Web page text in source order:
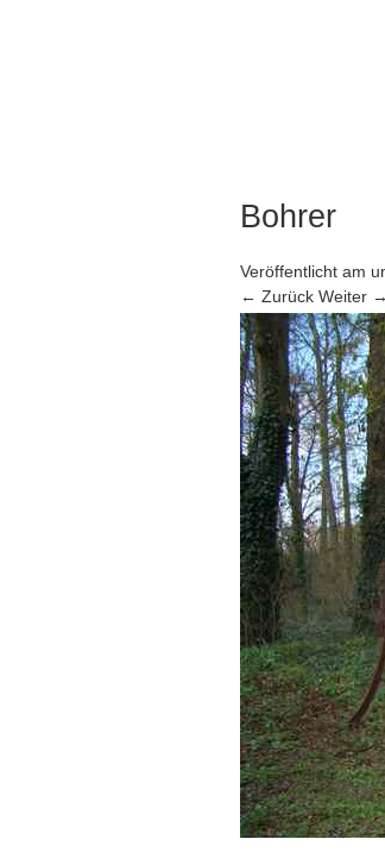
Bohrer
Veröffentlicht am
← Zurück Weiter →